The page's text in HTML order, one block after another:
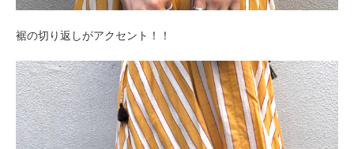
裾の切り返しがアクセント！！